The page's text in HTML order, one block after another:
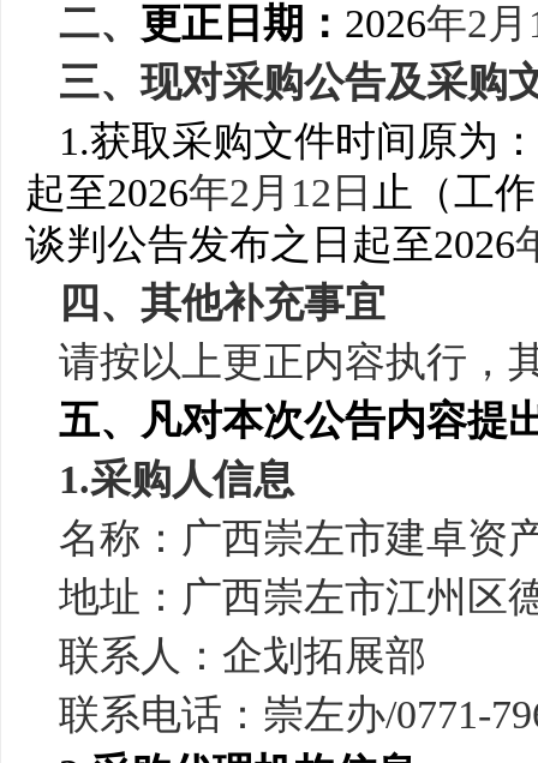
二、 更正日期： 2026年2月
三、现对采购公告及采购
1.获取采购文件时间原为
起至2026年2月 12 日 止
（工
谈判 公告发布之日起至2026
四、其他补充事宜
请按以上更正内容执行，
五、凡对本次公告内容提
1.采购人信息
名称：广西崇左市建卓资
地址：广西崇左市江州区
联系人：企划拓展部
联系电话：崇左办/0771-